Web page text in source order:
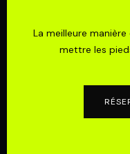
La meilleure
mettre les